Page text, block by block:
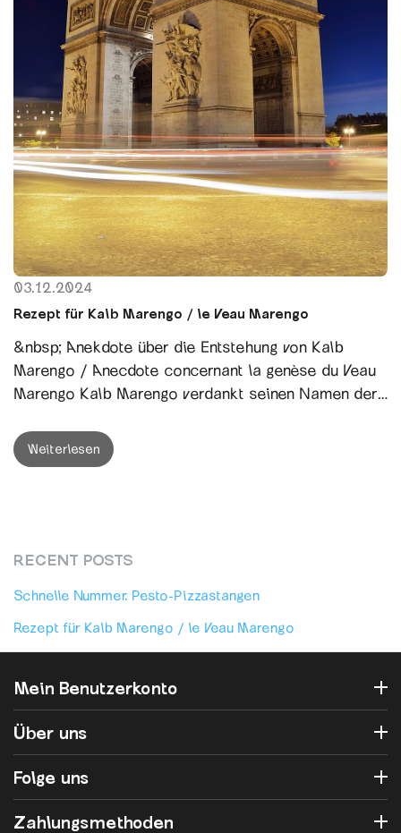
03.12.2024
Rezept für Kalb Marengo / le Veau Marengo
&nbsp; Anekdote über die Entstehung von Kalb
Marengo / Anecdote concernant la genèse du Veau
Marengo Kalb Marengo verdankt seinen Namen der
Italien stattfand, wo Napoleon Bonaparte einen...
Weiterlesen
RECENT POSTS
Schnelle Nummer: Pesto-Pizzastangen
Rezept für Kalb Marengo / le Veau Marengo
Mein Benutzerkonto
Über uns
Folge uns
Zahlungsmethoden